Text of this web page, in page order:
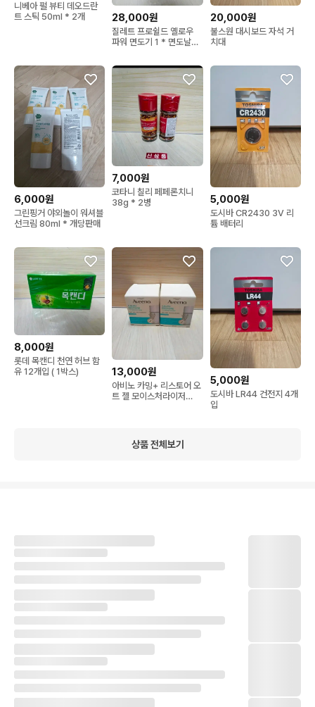
니베아 펄 뷰티 데오드란
트 스틱 50ml * 2개
28,000원
질레트 프로쉴드 옐로우
파워 면도기 1 * 면도날5
20,000원
불스원 대시보드 자석 거
치대
6,000원
그린핑거 야외놀이 워셔블
선크림 80ml * 개당판매
7,000원
코타니 칠리 페페론치니
38g * 2병
5,000원
도시바 CR2430 3V 리
튬 배터리
8,000원
롯데 목캔디 천연 허브 함
유 12개입 ( 1박스)
13,000원
아비노 카밍+ 리스토어 오
트 젤 모이스처라이저
5,000원
도시바 LR44 건전지 4개
입
상품 전체보기